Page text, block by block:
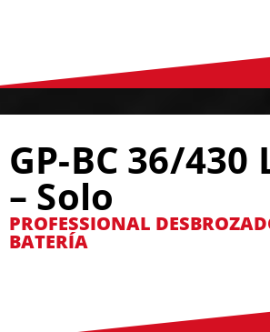
GP-BC 36/430
– Solo
PROFESSIONAL
BATERÍA